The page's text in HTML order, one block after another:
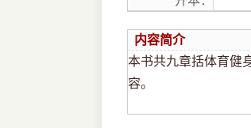
内容简介
本书共九章括体育健
容。